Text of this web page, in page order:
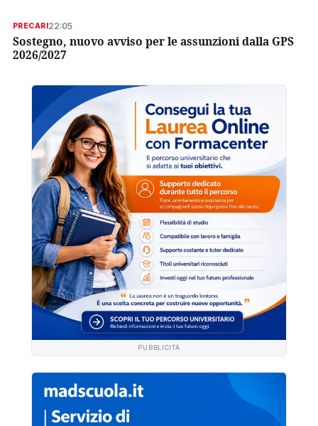
PRECARI22:05
Sostegno, nuovo avviso per le assunzioni dalla GPS
2026/2027
PUBBLICITÀ